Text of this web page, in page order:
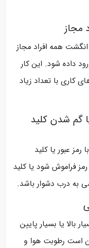
انگشت همه افراد مجاز
داده شود. این کار
کاری با تعداد زیاد
گم شدن کلید
عبور یا کلید
فراموش شود یا کلید
به درب دشوار باشد.
بالا یا بسیار پایین
است رطوبت هوا و